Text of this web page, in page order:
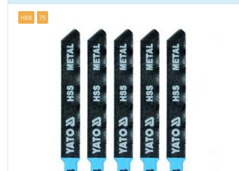
HSS 75